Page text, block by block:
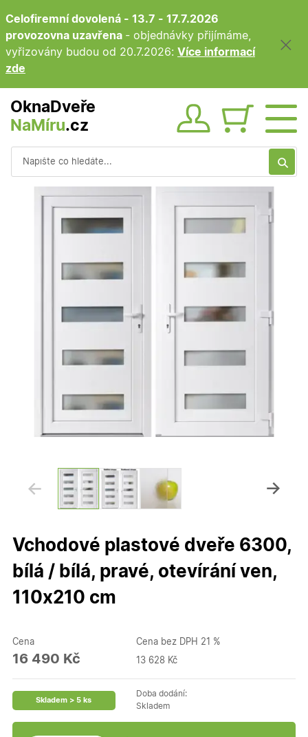
Celofiremní dovolená - 13.7 - 17.7.2026
provozovna uzavřena - objednávky přijímáme,
vyřizovány budou od 20.7.2026: Více informací
zde
OknaDveře
NaMíru.cz Obsah
Vyhledávání
Vchodové plastové dveře 6300,
bílá / bílá, pravé, otevírání ven,
110x210 cm
Cena
16 490 Kč
Cena bez DPH 21 %
13 628 Kč
Skladem > 5 ks
Doba dodání:
Skladem